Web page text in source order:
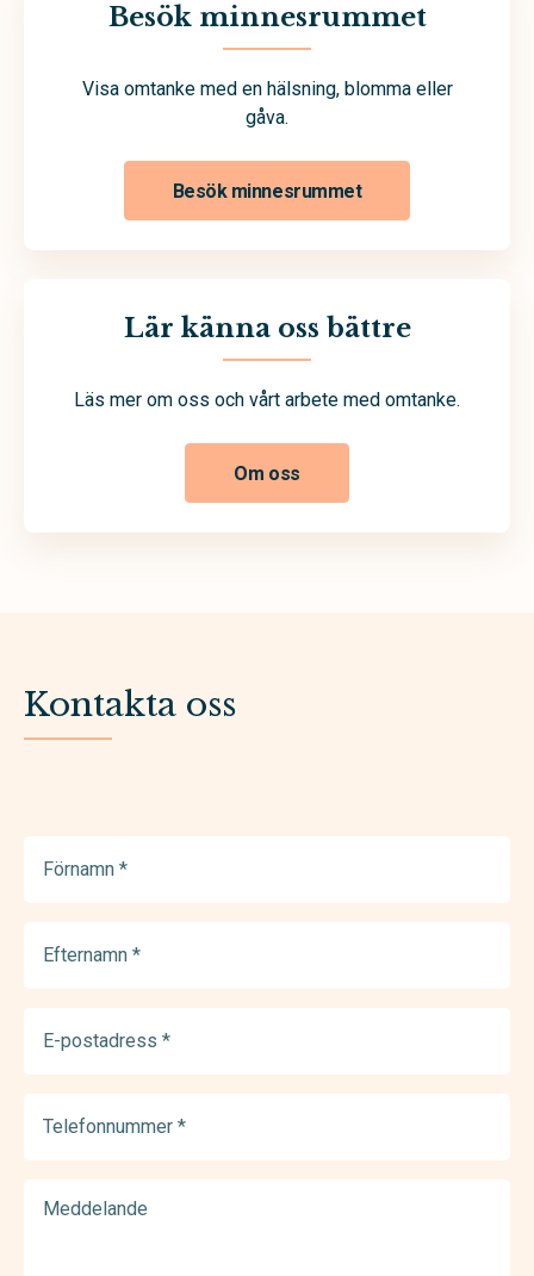
Besök minnesrummet
Visa omtanke med en hälsning, blomma eller
gåva.
Besök minnesrummet
Lär känna oss bättre
Läs mer om oss och vårt arbete med omtanke.
Om oss
Kontakta oss
(Required)
(Required)
postadress
(Required)